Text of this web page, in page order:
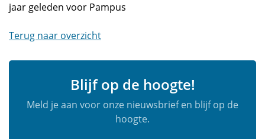
jaar geleden voor Pampus
Terug naar overzicht
Blijf op de hoogte!
Meld je aan voor onze nieuwsbrief en blijf op de
hoogte.